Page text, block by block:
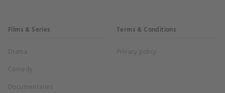
Films & Series
Drama
Comedy
Documentaries
Terms & Conditions
Privacy policy